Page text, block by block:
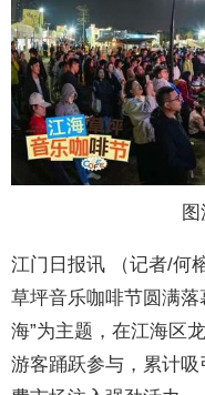
江门日报讯 （记者/何
草坪音乐咖啡节圆满落
海”为主题，在江海区
游客踊跃参与，累计